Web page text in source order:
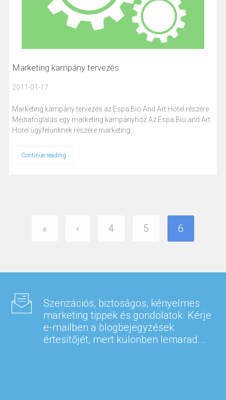
Marketing kampány tervezés
2011-01-17
Marketing kampány tervezés az Espa Bio And Art Hotel részére
Médiafoglalás egy marketing kampányhoz Az Espa Bio and Art
Hotel ügyfelünknek részére marketing…
Continue reading
« ‹ 4 5 6
Szenzációs, biztoságos, kényelmes
marketing tippek és gondolatok. Kérje
e-mailben a blogbejegyzések
értesítőjét, mert különben lemarad...